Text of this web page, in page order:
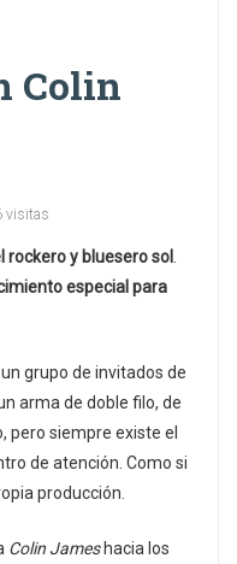
Colin
visitas
rockero y bluesero sol
especial para
grupo de invitados de
arma de doble filo, de
pero siempre existe el
de atención. Como si
producción.
Colin Jameshacia los